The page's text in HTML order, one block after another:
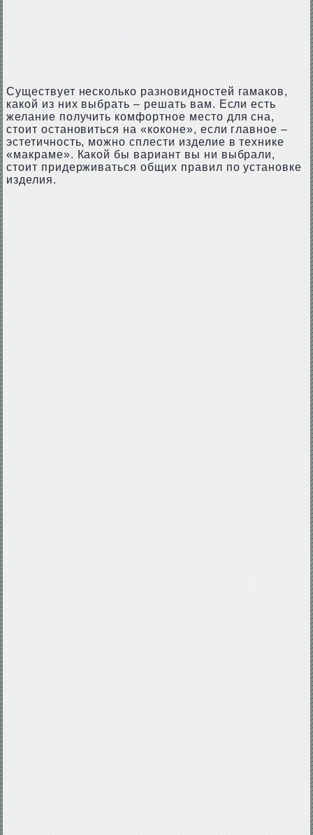
Существует несколько разновидностей гамаков,
какой из них выбрать – решать вам. Если есть
желание получить комфортное место для сна,
стоит остановиться на «коконе», если главное –
эстетичность, можно сплести изделие в технике
«макраме». Какой бы вариант вы ни выбрали,
стоит придерживаться общих правил по установке
изделия.